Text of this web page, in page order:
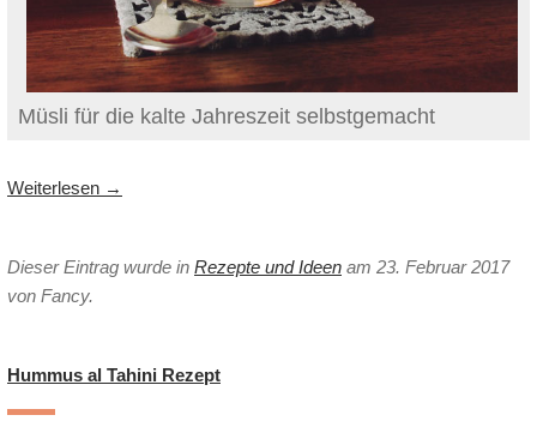
Müsli für die kalte Jahreszeit selbstgemacht
Weiterlesen →
Dieser Eintrag wurde in Rezepte und Ideen am 23. Februar 2017
von Fancy.
Hummus al Tahini Rezept